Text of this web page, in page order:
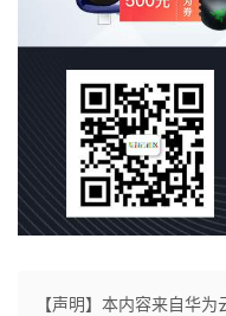
【声明】本内容来自华